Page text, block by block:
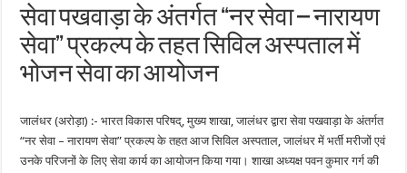
सेवा पखवाड़ा के अंतर्गत “नर सेवा – नारायण
सेवा” प्रकल्प के तहत सिविल अस्पताल में
भोजन सेवा का आयोजन
जालंधर (अरोड़ा) :- भारत विकास परिषद्, मुख्य शाखा, जालंधर द्वारा सेवा पखवाड़ा के अंतर्गत
“नर सेवा – नारायण सेवा” प्रकल्प के तहत आज सिविल अस्पताल, जालंधर में भर्ती मरीजों एवं
उनके परिजनों के लिए सेवा कार्य का आयोजन किया गया। शाखा अध्यक्ष पवन कुमार गर्ग की